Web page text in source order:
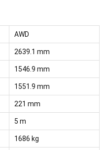
AWD
2639.1 mm
1546.9 mm
1551.9 mm
221 mm
5 m
1686 kg